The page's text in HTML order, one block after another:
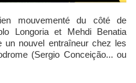
Longoria et Mehdi Benatia
un nouvel entraîneur chez les
(Sergio Conceição... ou